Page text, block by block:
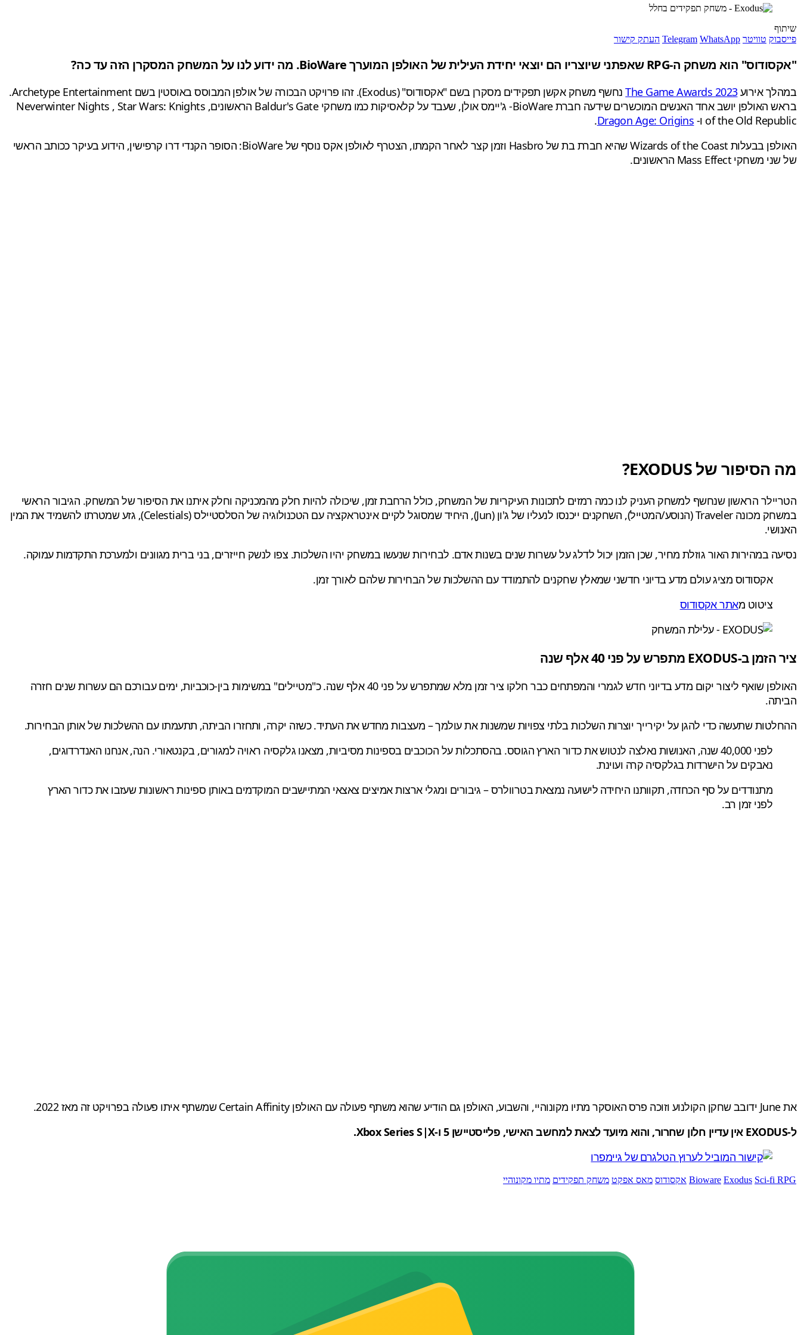
שיתוף
פייסבוק טוויטר Telegram WhatsApp העתק קישור
"אקסודוס" הוא משחק ה-RPG שאפתני שיוצריו הם יוצאי יחידת העילית של האולפן המוערך BioWare. מה ידוע לנו על המשחק המסקרן הזה עד כה?
במהלך אירועThe Game Awards 2023
נחשף משחק אקשן תפקידים מסקרן בשם "אקסודוס" (Exodus). זהו פרויקט הבכורה של אולפן המבוסס באוסטין בשם Archetype Entertainment.
בראש האולפן יושב אחד האנשים המוכשרים שידעה חברת BioWare- ג'יימס אולן, שעבד על קלאסיקות כמו משחקי Baldur's Gate הראשונים, Neverwinter Nights , Star Wars: Knights
of the Old Republic ו-
Dragon Age: Origins
.
האולפן בבעלות Wizards of the Coast שהיא חברת בת של Hasbro וזמן קצר לאחר הקמתו, הצטרף לאולפן אקס נוסף של BioWare: הסופר הקנדי דרו קרפישין, הידוע בעיקר ככותב הראשי
של שני משחקי Mass Effect הראשונים.
מה הסיפור של EXODUS?
הטריילר הראשון שנחשף למשחק העניק לנו כמה רמזים לתכונות העיקריות של המשחק, כולל הרחבת זמן, שיכולה להיות חלק מהמכניקה וחלק איתנו את הסיפור של המשחק. הגיבור הראשי
במשחק מכונה Traveler (הנוסע/המטייל), השחקנים ייכנסו לנעליו של ג'ון (Jun), היחיד שמסוגל לקיים אינטראקציה עם הטכנולוגיה של הסלסטיילס (Celestials), גזע שמטרתו להשמיד את המין
האנושי.
נסיעה במהירות האור גוזלת מחיר, שכן הזמן יכול לדלג על עשרות שנים בשנות אדם. לבחירות שנעשו במשחק יהיו השלכות. צפו לנשק חייזרים, בני ברית מגוונים ולמערכת התקדמות עמוקה.
אקסודוס מציג עולם מדע בדיוני חדשני שמאלץ שחקנים להתמודד עם ההשלכות של הבחירות שלהם לאורך זמן.
ציטוט מאתר אקסודוס
ציר הזמן ב-EXODUS מתפרש על פני 40 אלף שנה
האולפן שואף ליצור יקום מדע בדיוני חדש לגמרי והמפתחים כבר חלקו ציר זמן מלא שמתפרש על פני 40 אלף שנה. כ"מטיילים" במשימות בין-כוכביות, ימים עבורכם הם עשרות שנים חזרה
הביתה.
ההחלטות שתעשה כדי להגן על יקירייך יוצרות השלכות בלתי צפויות שמשנות את עולמך – מעצבות מחדש את העתיד. כשזה יקרה, ותחזרו הביתה, תתעמתו עם ההשלכות של אותן הבחירות.
לפני 40,000 שנה, האנושות נאלצה לנטוש את כדור הארץ הגוסס. בהסתכלות על הכוכבים בספינות מסיביות, מצאנו גלקסיה ראויה למגורים, בקנטאורי. הנה, אנחנו האנדרדוגים,
נאבקים על הישרדות בגלקסיה קרה ועוינת.
מתנודדים על סף הכחדה, תקוותנו היחידה לישועה נמצאת בטרוולרס – גיבורים ומגלי ארצות אמיצים צאצאי המתיישבים המוקדמים באותן ספינות ראשונות שעזבו את כדור הארץ
לפני זמן רב.
את June ידובב שחקן הקולנוע וזוכה פרס האוסקר מתיו מקונוהיי, והשבוע, האולפן גם הודיע שהוא משתף פעולה עם האולפן Certain Affinity שמשתף איתו פעולה בפרויקט זה מאז 2022.
ל-EXODUS אין עדיין חלון שחרור, והוא מיועד לצאת למחשב האישי, פלייסטיישן 5 ו-Xbox Series S|X.
Bioware Exodus Sci-fi RPG אקסודוס מאס אפקט משחק תפקידים מתיו מקונוהיי